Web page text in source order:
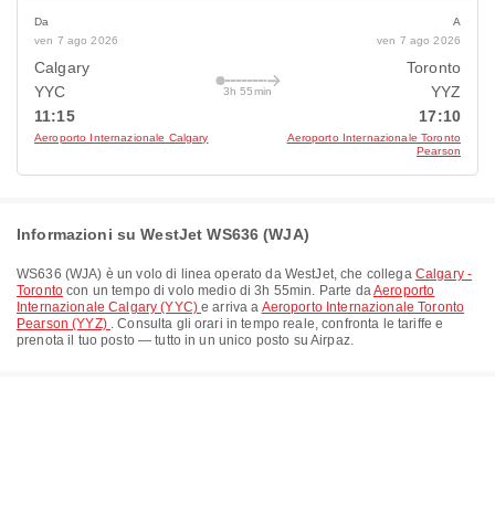
Da
ven 7 ago 2026
Calgary
YYC
11:15
Aeroporto Internazionale Calgary
3h 55min
A
ven 7 ago 2026
Toronto
YYZ
17:10
Aeroporto Internazionale Toronto
Pearson
Informazioni su WestJet WS636 (WJA)
WS636 (WJA) è un volo di linea operato da WestJet, che collega Calgary -
Torontocon un tempo di volo medio di3h 55min. Parte daAeroporto
Internazionale Calgary (YYC)e arriva a Aeroporto Internazionale Toronto
Pearson (YYZ) . Consulta gli orari in tempo reale, confronta le tariffe e
prenota il tuo posto — tutto in un unico posto su Airpaz.